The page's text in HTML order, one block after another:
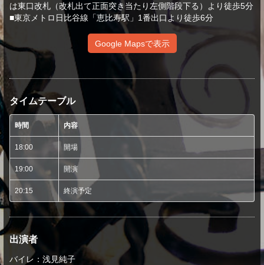
は東口改札（改札出て正面突き当たり左側階段下る）より徒歩5分
■東京メトロ日比谷線「恵比寿駅」1番出口より徒歩6分
Google Mapsで表示
タイムテーブル
時間 内容
18:00 開場
19:00 開演
20:15 終演予定
出演者
バイレ：浅見純子